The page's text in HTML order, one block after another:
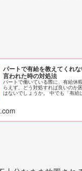
パートで有給を教えてくれ
言われた時の対処法
パートで働いている際に、有給休
らえず、どう対処すれば良いのか
はないでしょうか。 中でも「有給